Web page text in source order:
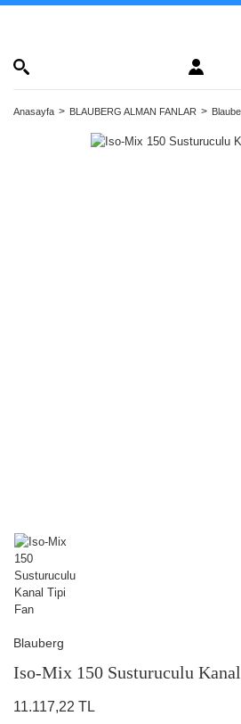
Anasayfa BLAUBERG ALMAN FANLAR
Blauberg
Iso-Mix 150 Susturuculu
11.117,22 TL